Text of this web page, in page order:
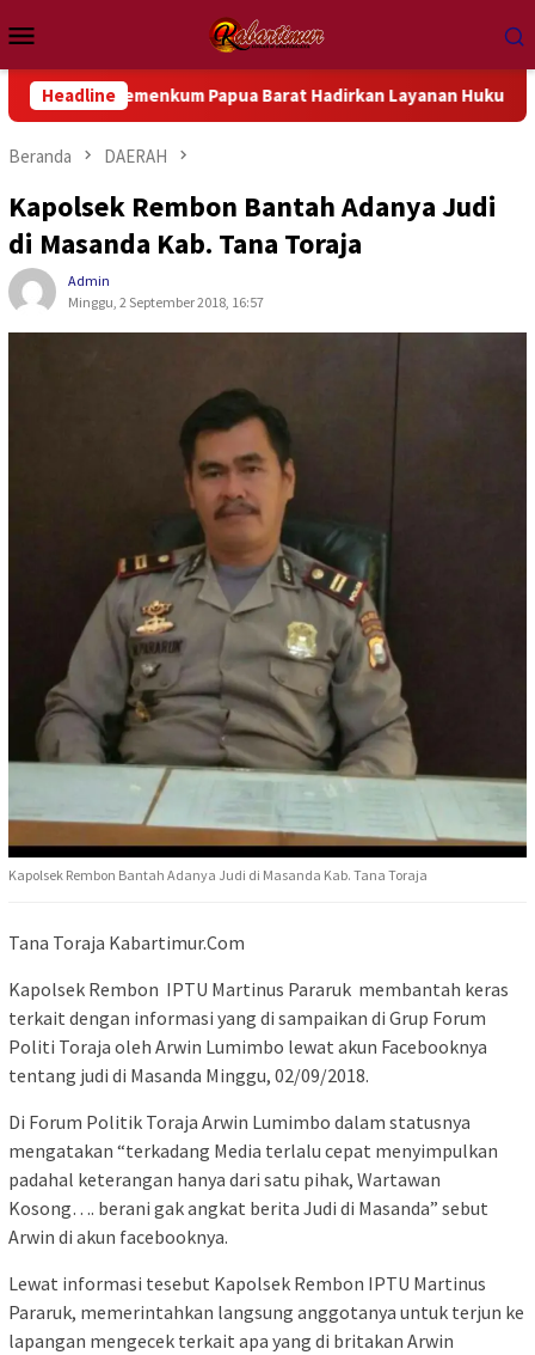
ke
kontenMobile
HeadlinePapua Barat Hadirkan Layanan Hukum Gratis dan
Beranda DAERAH
Kapolsek Rembon Bantah Adanya Judi
di Masanda Kab. Tana Toraja
Admin
Minggu, 2 September 2018, 16:57
Kapolsek Rembon Bantah Adanya Judi di Masanda Kab. Tana Toraja
Tana Toraja Kabartimur.Com
Kapolsek Rembon IPTU Martinus Pararuk membantah keras
terkait dengan informasi yang di sampaikan di Grup Forum
Politi Toraja oleh Arwin Lumimbo lewat akun Facebooknya
tentang judi di Masanda Minggu, 02/09/2018.
Di Forum Politik Toraja Arwin Lumimbo dalam statusnya
mengatakan “terkadang Media terlalu cepat menyimpulkan
padahal keterangan hanya dari satu pihak, Wartawan
Kosong…. berani gak angkat berita Judi di Masanda” sebut
Arwin di akun facebooknya.
Lewat informasi tesebut Kapolsek Rembon IPTU Martinus
Pararuk, memerintahkan langsung anggotanya untuk terjun ke
lapangan mengecek terkait apa yang di britakan Arwin